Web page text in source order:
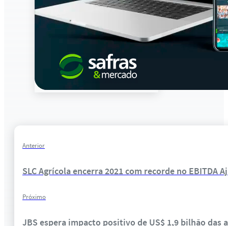
Anterior
SLC Agrícola encerra 2021 com recorde no EBITDA
Próximo
JBS espera impacto positivo de US$ 1,9 bilhão das